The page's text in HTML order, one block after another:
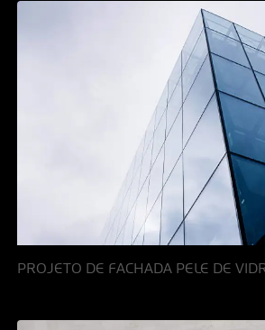
PROJETO DE FACHADA PELE DE